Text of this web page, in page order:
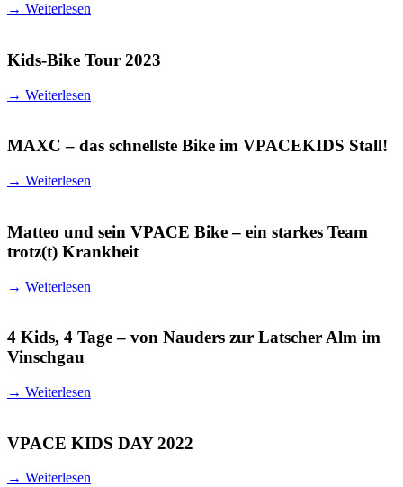
→ Weiterlesen
Kids-Bike Tour 2023
→ Weiterlesen
MAXC – das schnellste Bike im VPACEKIDS Stall!
→ Weiterlesen
Matteo und sein VPACE Bike – ein starkes Team
trotz(t) Krankheit
→ Weiterlesen
4 Kids, 4 Tage – von Nauders zur Latscher Alm im
Vinschgau
→ Weiterlesen
VPACE KIDS DAY 2022
→ Weiterlesen